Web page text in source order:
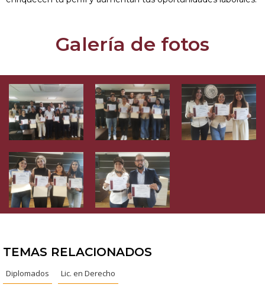
Galería de fotos
TEMAS RELACIONADOS
Diplomados Lic. en Derecho